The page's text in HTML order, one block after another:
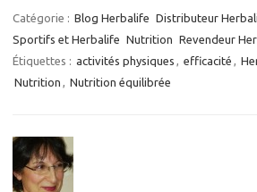
Catégorie : Blog Herbalife Distributeur
Sportifs et Herbalife Nutrition Revendeur
Étiquettes : activités physiques , efficacité ,
Nutrition , Nutrition équilibrée